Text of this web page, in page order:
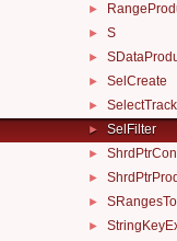
►
► S
►
► SelCreate
►
► SelFilter
►
►
►
►